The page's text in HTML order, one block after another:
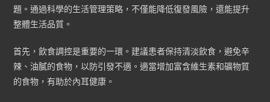
題。通過科學的生活管理策略，不僅能降低復發風險，還能提升
整體生活品質。
首先，飲食調控是重要的一環。建議患者保持清淡飲食，避免辛
辣、油膩的食物，以防引發不適。適當增加富含維生素和礦物質
的食物，有助於內耳健康。